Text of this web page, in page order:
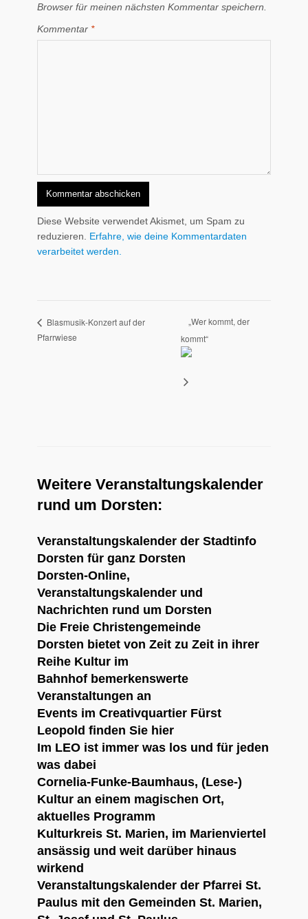
Browser für meinen nächsten Kommentar speichern.
Kommentar *
Diese Website verwendet Akismet, um Spam zu
reduzieren. Erfahre, wie deine Kommentardaten
verarbeitet werden.
Blasmusik-Konzert auf der
Pfarrwiese
„Wer kommt, der
kommt“
Weitere Veranstaltungskalender
rund um Dorsten:
Veranstaltungskalender der Stadtinfo
Dorsten für ganz Dorsten
Dorsten-Online,
Veranstaltungskalender und
Nachrichten rund um Dorsten
Die Freie Christengemeinde
Dorsten bietet von Zeit zu Zeit in ihrer
Reihe Kultur im
Bahnhofbemerkenswerte
Veranstaltungen an
Events im Creativquartier Fürst
Leopold finden Sie hier
Im LEOist immer was los und für jeden
was dabei
Cornelia-Funke-Baumhaus, (Lese-)
Kultur an einem magischen Ort,
aktuelles Programm
Kulturkreis St. Marien, im Marienviertel
ansässig und weit darüber hinaus
wirkend
Veranstaltungskalender der Pfarrei St.
Paulusmit den Gemeinden St. Marien,